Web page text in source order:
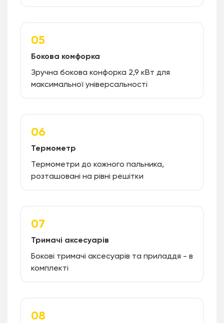
05
Бокова комфорка
Зручна бокова конфорка 2,9 кВт для
максимальної універсальності
06
Термометр
Термометри до кожного пальника,
розташовані на рівні решітки
07
Тримачі аксесуарів
Бокові тримачі аксесуарів та приладдя - в
комплекті
08